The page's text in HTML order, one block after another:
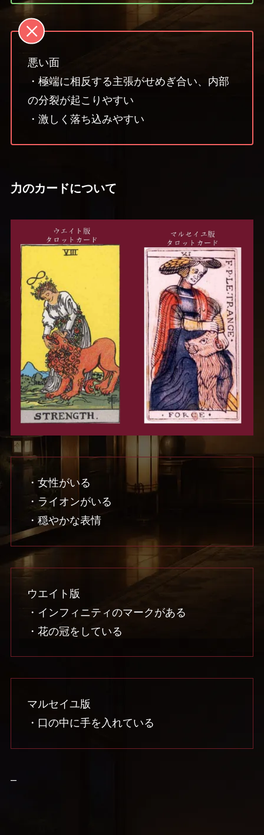
悪い面
・極端に相反する主張がせめぎ合い、内部
の分裂が起こりやすい
・激しく落ち込みやすい
力のカードについて
・女性がいる
・ライオンがいる
・穏やかな表情
ウエイト版
・インフィニティのマークがある
・花の冠をしている
マルセイユ版
・口の中に手を入れている
–